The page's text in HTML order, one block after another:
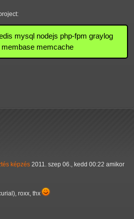
mysql nodejs php-fpm graylog
membase memcache
képzés 2011. szep 06., kedd 00:22 amikor
roxx, thx